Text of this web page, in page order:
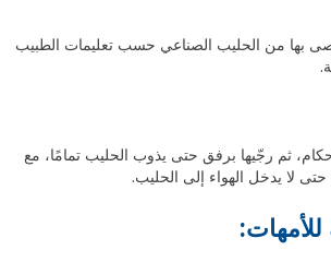
بها من الحليب الصناعي حسب تعليمات الطبيب
ثم رجّيها برفق حتى يذوب الحليب تمامًا، مع
لا يدخل الهواء إلى الحليب.